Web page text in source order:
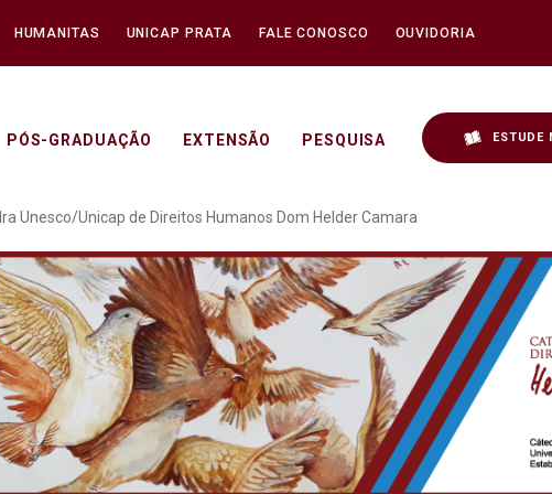
HUMANITAS UNICAP PRATA FALE CONOSCO OUVIDORIA
PÓS-GRADUAÇÃO EXTENSÃO PESQUISA ESTUDE
Clipping da Cátedra
Unesco/Unicap de Direitos Humanos Dom Helder Camara